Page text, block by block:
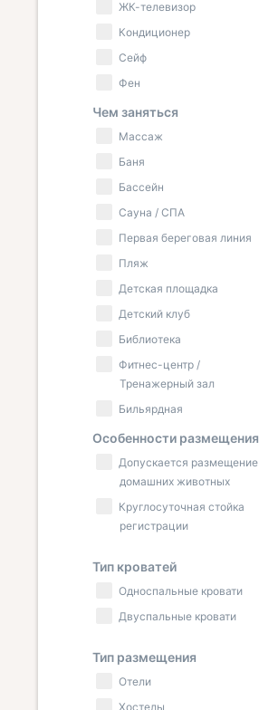
ЖК-телевизор
Кондиционер
Сейф
Фен
Чем заняться
Массаж
Баня
Бассейн
Сауна / СПА
Первая береговая линия
Пляж
Детская площадка
Детский клуб
Библиотека
Фитнес-центр /
Тренажерный зал
Бильярдная
Особенности размещения
Допускается размещение
домашних животных
Круглосуточная стойка
регистрации
Тип кроватей
Односпальные кровати
Двуспальные кровати
Тип размещения
Отели
Хостелы